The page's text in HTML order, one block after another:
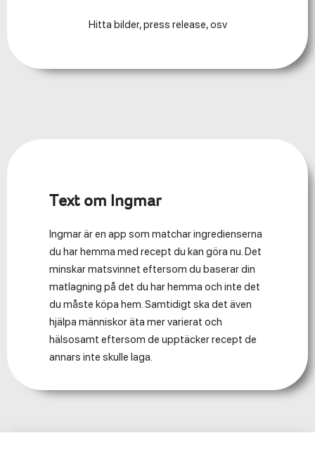
Hitta bilder, press release, osv
Text om Ingmar
Ingmar är en app som matchar ingredienserna
du har hemma med recept du kan göra nu. Det
minskar matsvinnet eftersom du baserar din
matlagning på det du har hemma och inte det
du måste köpa hem. Samtidigt ska det även
hjälpa människor äta mer varierat och
hälsosamt eftersom de upptäcker recept de
annars inte skulle laga.